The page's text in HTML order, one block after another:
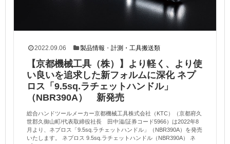
2022.09.06 製品情報 ・計測・工具搬送類
【京都機械工具（株）】より軽く、より使
い良いを追求した新フォルムに深化 ネプ
ロス「9.5sq.ラチェットハンドル」
（NBR390A） 新発売
総合ハンドツールメーカー京都機械工具株式会社（KTC）（京都府久
世郡久御山町/代表取締役社長 田中滋/証券コード5966）は2022年8
月より、ネプロス「9.5sq.ラチェットハンドル」（NBR390A）を発売
いたします。 ネプロス 9.5sq.ラチェットハンドル（NBR390A） ネ